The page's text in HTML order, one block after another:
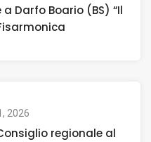
a Darfo Boario (BS) “Il
2026
regionale al